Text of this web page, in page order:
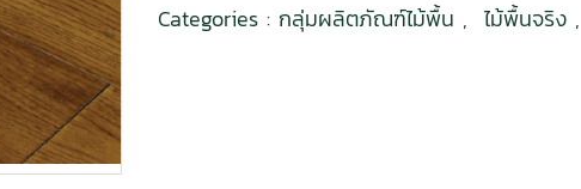
Categories : กลุ่มผลิตภัณฑ์ไม้พื้น , ไม้พื้นจริง ,